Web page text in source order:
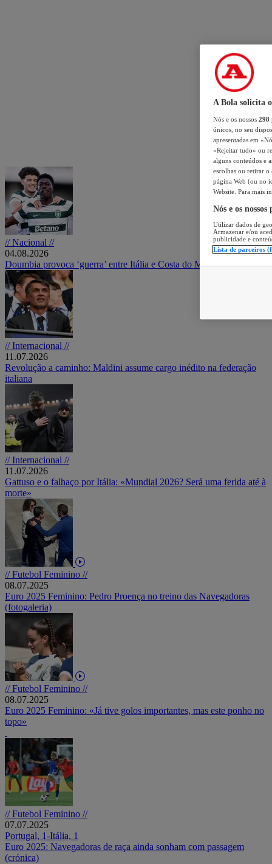
// Nacional //
04.08.2026
Doumbia provoca ‘guerra’ entre Itália e Costa do Marfim
// Internacional //
11.07.2026
Revolução a caminho: Maldini assume cargo inédito na federação
italiana
// Internacional //
11.07.2026
Gattuso e o falhaço por Itália: «Mundial 2026? Será uma ferida até à
morte»
// Futebol Feminino //
08.07.2025
Euro 2025 Feminino: Pedro Proença no treino das Navegadoras
(fotogaleria)
// Futebol Feminino //
08.07.2025
Euro 2025 Feminino: «Já tive golos importantes, mas este ponho no
topo»
// Futebol Feminino //
07.07.2025
Portugal, 1-Itália, 1
Euro 2025: Navegadoras de raça ainda sonham com passagem
(crónica)
A Bola solicita
Nós e os nossos 298
únicos, no seu
apresentadas em
«Rejeitar tudo» ou
alguns conteúdos e
escolhas ou retirar
página Web (ou no
Website. Para mais
Nós e os
Utilizar dados de
Armazenar e/ou
publicidade e
Lista de parceiros